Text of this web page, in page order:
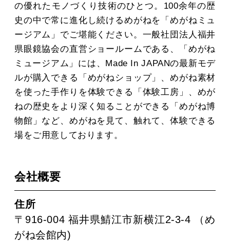
の優れたモノづくり技術のひとつ。100余年の歴
史の中で常に進化し続けるめがねを「めがねミュ
ージアム」でご堪能ください。一般社団法人福井
県眼鏡協会の直営ショールームである、「めがね
ミュージアム」には、Made In JAPANの最新モデ
ルが購入できる「めがねショップ」、めがね素材
を使った手作りを体験できる「体験工房」、めが
ねの歴史をより深く知ることができる「めがね博
物館」など、めがねを見て、触れて、体験できる
場をご用意しております。
会社概要
住所
〒916-004 福井県鯖江市新横江2-3-4 （め
がね会館内)